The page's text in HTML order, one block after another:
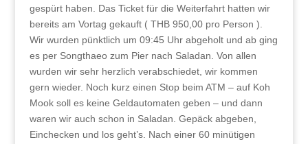
gespürt haben. Das Ticket für die Weiterfahrt hatten wir
bereits am Vortag gekauft ( THB 950,00 pro Person ).
Wir wurden pünktlich um 09:45 Uhr abgeholt und ab ging
es per Songthaeo zum Pier nach Saladan. Von allen
wurden wir sehr herzlich verabschiedet, wir kommen
gern wieder. Noch kurz einen Stop beim ATM – auf Koh
Mook soll es keine Geldautomaten geben – und dann
waren wir auch schon in Saladan. Gepäck abgeben,
Einchecken und los geht’s. Nach einer 60 minütigen